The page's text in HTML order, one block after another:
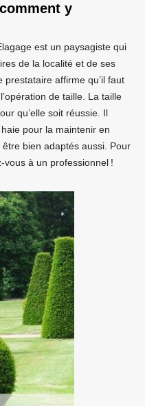
y
est un paysagiste qui
de la localité et de ses
affirme qu’il faut
de taille. La taille
qu’elle soit réussie. Il
pour la maintenir en
bien adaptés aussi. Pour
vous à un professionnel !